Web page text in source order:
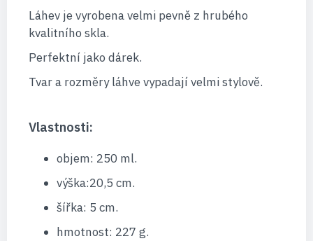
Láhev je vyrobena velmi pevně z hrubého
kvalitního skla.
Perfektní jako dárek.
Tvar a rozměry láhve vypadají velmi stylově.
Vlastnosti:
objem: 250 ml.
výška:20,5 cm.
šířka: 5 cm.
hmotnost: 227 g.